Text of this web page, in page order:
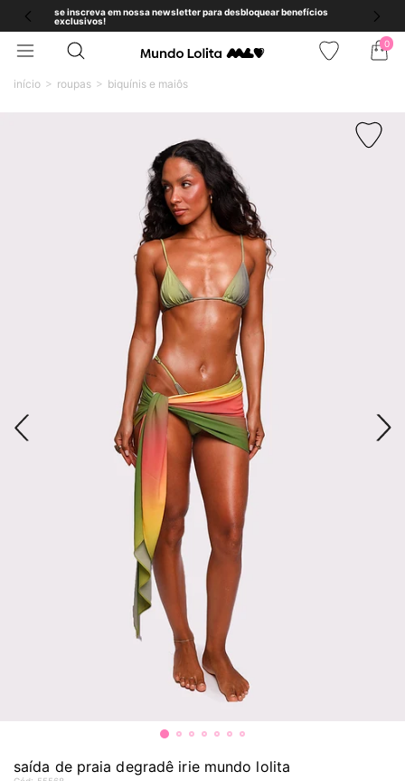
se inscreva em nossa newsletter para desbloquear benefícios
exclusivos!
0
início roupas biquínis e maiôs
saída de praia degradê irie mundo lolita